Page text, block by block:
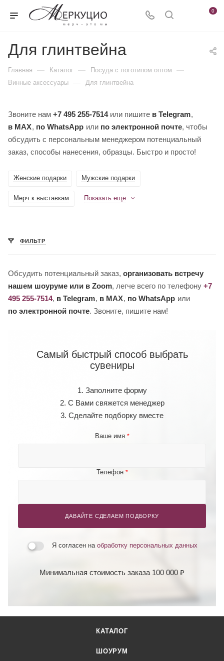
0
Для глинтвейна
Главная — Каталог — Посуда с логотипом оптом —
Винные аксессуары — Для глинтвейна
Звоните нам +7 495 255-7514или пишите в Telegram,
в MAX, по WhatsApp или по электронной почте, чтобы
обсудить с персональным менеджером потенциальный
заказ, способы нанесения, образцы. Быстро и просто!
Женские подарки Мужские подарки
Мерч к выставкам Показать еще
ФИЛЬТР
Обсудить потенциальный заказ, организовать встречу
нашем шоуруме или в Zoom, легче всего по телефону +7
495 255-7514, в Telegram, в MAX, по WhatsApp или
по электронной почте. Звоните, пишите нам!
Самый быстрый способ выбрать
сувениры
1. Заполните форму
2. С Вами свяжется менеджер
3. Сделайте подборку вместе
Ваше имя *
Телефон *
ДАВАЙТЕ СДЕЛАЕМ ПОДБОРКУ
Я согласен на обработку персональных данных
Минимальная стоимость заказа 100 000 ₽
КАТАЛОГ
ШОУРУМ